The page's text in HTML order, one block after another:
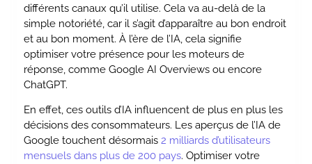
différents canaux qu’il utilise. Cela va au-delà de la
simple notoriété, car il s’agit d’apparaître au bon endroit
et au bon moment. À l’ère de l’IA, cela signifie
optimiser votre présence pour les moteurs de
réponse, comme Google AI Overviews ou encore
ChatGPT.
En effet, ces outils d’IA influencent de plus en plus les
décisions des consommateurs. Les aperçus de l’IA de
Google touchent désormais 2 milliards d’utilisateurs
mensuels dans plus de 200 pays. Optimiser votre